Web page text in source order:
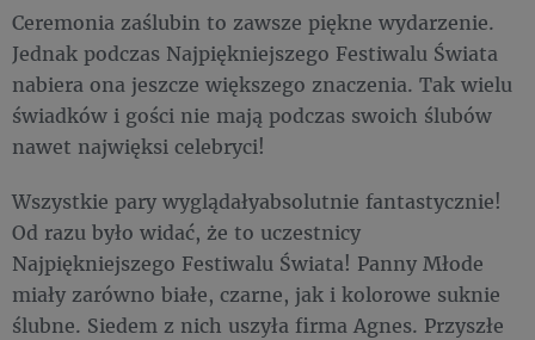
Ceremonia zaślubin to zawsze piękne wydarzenie.
Jednak podczas Najpiękniejszego Festiwalu Świata
nabiera ona jeszcze większego znaczenia. Tak wielu
świadków i gości nie mają podczas swoich ślubów
nawet najwięksi celebryci!
Wszystkie pary wyglądałyabsolutnie fantastycznie!
Od razu było widać, że to uczestnicy
Najpiękniejszego Festiwalu Świata! Panny Młode
miały zarówno białe, czarne, jak i kolorowe suknie
ślubne. Siedem z nich uszyła firma Agnes. Przyszłe